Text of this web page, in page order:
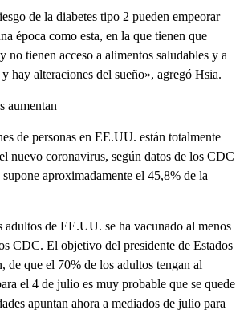
de la diabetes tipo 2 pueden empeorar
época como esta, en la que tienen que
no tienen acceso a alimentos saludables y a
hay alteraciones del sueño», agregó Hsia.
aumentan
de personas en EE.UU. están totalmente
nuevo coronavirus, según datos de los CDC
aproximadamente el 45,8% de la
adultos de EE.UU. se ha vacunado al menos
CDC. El objetivo del presidente de Estados
de que el 70% de los adultos tengan al
el 4 de julio es muy probable que se quede
apuntan ahora a mediados de julio para